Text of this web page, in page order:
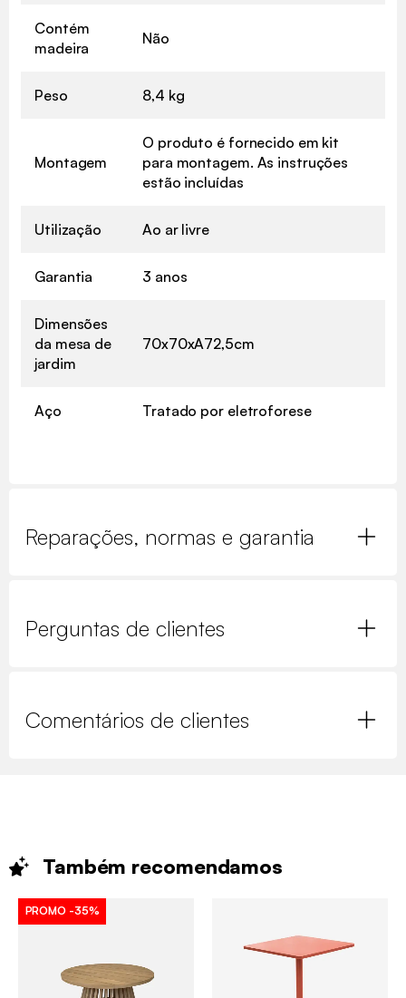
Contém
madeira
Não
Peso 8,4 kg
Montagem
O produto é fornecido em kit
para montagem. As instruções
estão incluídas
Utilização Ao ar livre
Garantia 3 anos
Dimensões
da mesa de
jardim
70x70xA72,5cm
Aço Tratado por eletroforese
Reparações, normas e garantia
Perguntas de clientes
Comentários de clientes
Também recomendamos
PROMO -35%